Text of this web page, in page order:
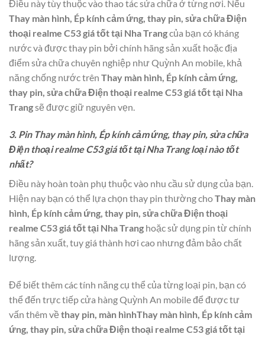
Điều này tùy thuộc vào thao tác sửa chữa ở từng nơi. Nếu
Thay màn hình, Ép kính cảm ứng, thay pin, sửa chữa Điện
thoại realme C53 giá tốt tại Nha Trangcủa bạn có kháng
nước và được thay pin bởi chính hãng sản xuất hoặc địa
điểm sửa chữa chuyên nghiệp như Quỳnh An mobile, khả
năng chống nước trên Thay màn hình, Ép kính cảm ứng,
thay pin, sửa chữa Điện thoại realme C53 giá tốt tại Nha
Trangsẽ được giữ nguyên vẹn.
3. Pin Thay màn hình, Ép kính cảm ứng, thay pin, sửa chữa
Điện thoại realme C53 giá tốt tại Nha Trang loại nào tốt
nhất?
Điều này hoàn toàn phụ thuộc vào nhu cầu sử dụng của bạn.
Hiện nay bạn có thể lựa chọn thay pin thường choThay màn
hình, Ép kính cảm ứng, thay pin, sửa chữa Điện thoại
realme C53 giá tốt tại Nha Trang hoặc sử dụng pin từ chính
hãng sản xuất, tuy giá thành hơi cao nhưng đảm bảo chất
lượng.
Để biết thêm các tính năng cụ thể của từng loại pin, bạn có
thể đến trực tiếp cửa hàng Quỳnh An mobile để được tư
vấn thêm về thay pin, màn hìnhThay màn hình, Ép kính cảm
ứng, thay pin, sửa chữa Điện thoại realme C53 giá tốt tại